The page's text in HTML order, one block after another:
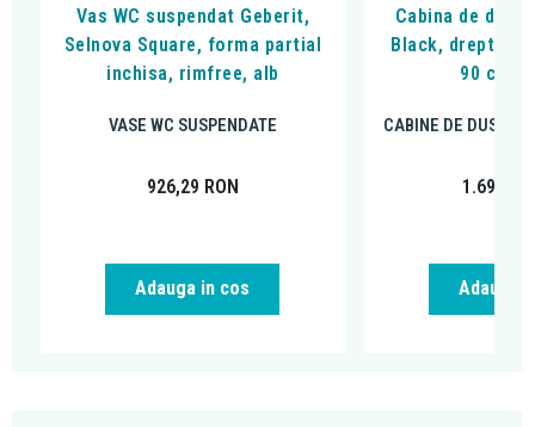
Vas WC suspendat Geberit,
Selnova Square, forma partial
inchisa, rimfree, alb
VASE WC SUSPENDATE
926,29 RON
Adauga in cos
Cabina de dus,
Black,
90 cm,
CABINE DE DUS
1.699,00
Adauga